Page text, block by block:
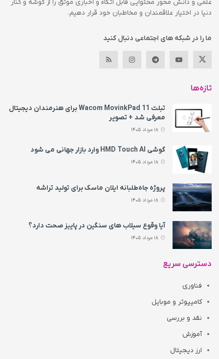
علمی و دانش محور محتوایی قابل اتکاء و اخباری موثق را از گوشه و کنار
دنیا در اختیار علاقمندان و مخاطبان خود قرار دهیم.
ما را در شبکه های اجتماعی دنبال کنید
تازه‌ها
تبلت Wacom MovinkPad 11 برای هنرمندان دیجیتال
معرفی شد + تصویر
گوشی HMD Touch AI وارد بازار جهانی می‌ شود
پروژه جاه‌طلبانه ایلان ماسک برای تولید تراشه
آیا وقوع سیلاب های سنگین در پاییز صحت دارد؟
دسترسی سریع
فناوری
کامپیوتر و موبایل
نقد و بررسی
آموزش
ارز دیجیتال